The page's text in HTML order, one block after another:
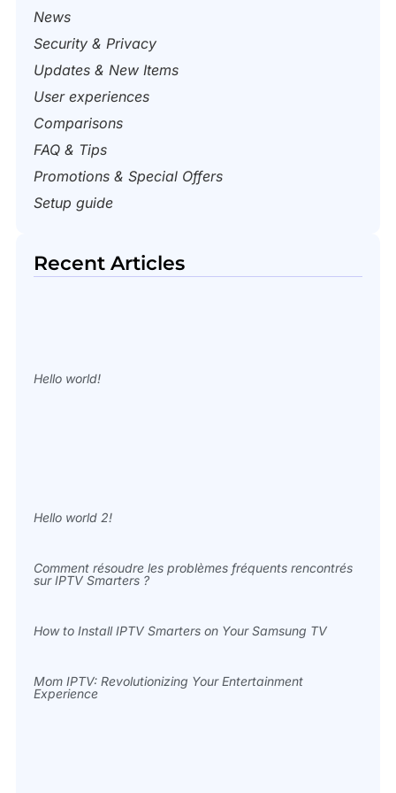
News
Security & Privacy
Updates & New Items
User experiences
Comparisons
FAQ & Tips
Promotions & Special Offers
Setup guide
Recent Articles​
Hello world!
Hello world 2!
Comment résoudre les problèmes fréquents rencontrés
sur IPTV Smarters ?
How to Install IPTV Smarters on Your Samsung TV
Mom IPTV: Revolutionizing Your Entertainment
Experience